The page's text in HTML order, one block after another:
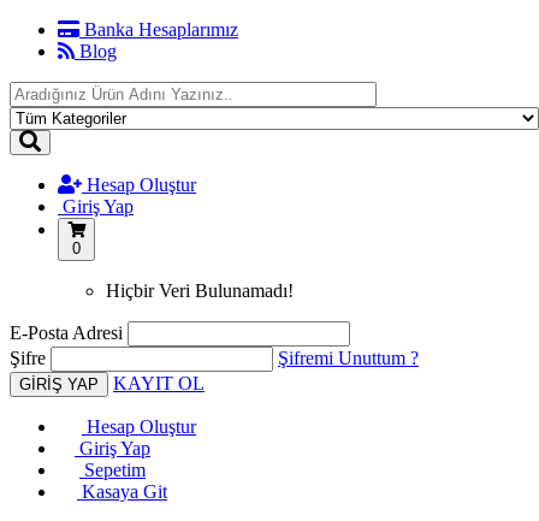
Banka Hesaplarımız
Blog
Hesap Oluştur
Giriş Yap
0
Hiçbir Veri Bulunamadı!
E-Posta Adresi
Şifre
Şifremi Unuttum ?
KAYIT OL
Hesap Oluştur
Giriş Yap
Sepetim
Kasaya Git